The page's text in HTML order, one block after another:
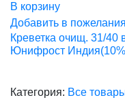
В корзину
Добавить в пожелания
Креветка очищ. 31/40
Юнифрост
Категория: Все